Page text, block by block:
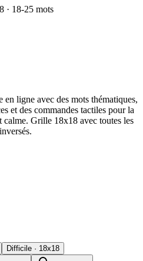
· 18-25 mots
en ligne avec des mots thématiques,
et des commandes tactiles pour la
calme. Grille 18x18 avec toutes les
Difficile · 18x18